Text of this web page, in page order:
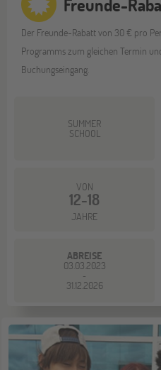
Freunde-
Der Freunde-Rabatt von 30 € pro
Programms zum gleichen Termin
Buchungseingang.
SUMMER
SCHOOL
VON
12-18
JAHRE
ABREISE
03.03.2023
-
31.12.2026